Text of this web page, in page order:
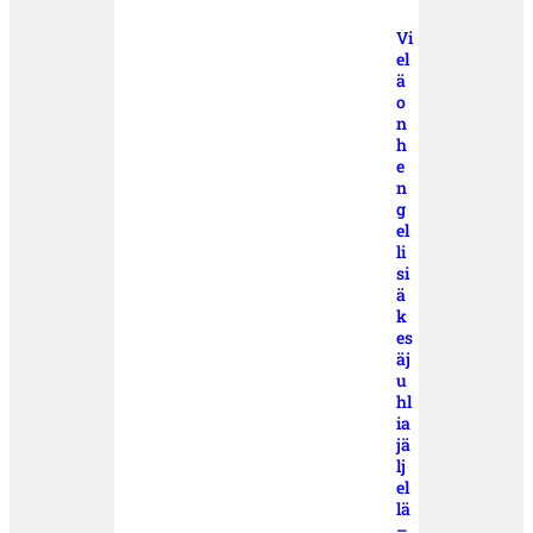
Vi
el
ä
o
n
h
e
n
g
el
li
si
ä
k
es
äj
u
hl
ia
jä
lj
el
lä